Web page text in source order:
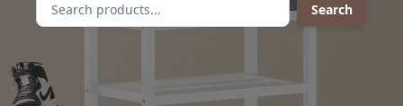
Search